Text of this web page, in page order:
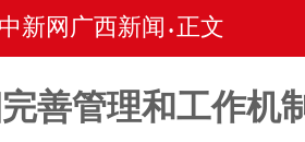
中新网广西新闻 • 正文
善管理和工作机